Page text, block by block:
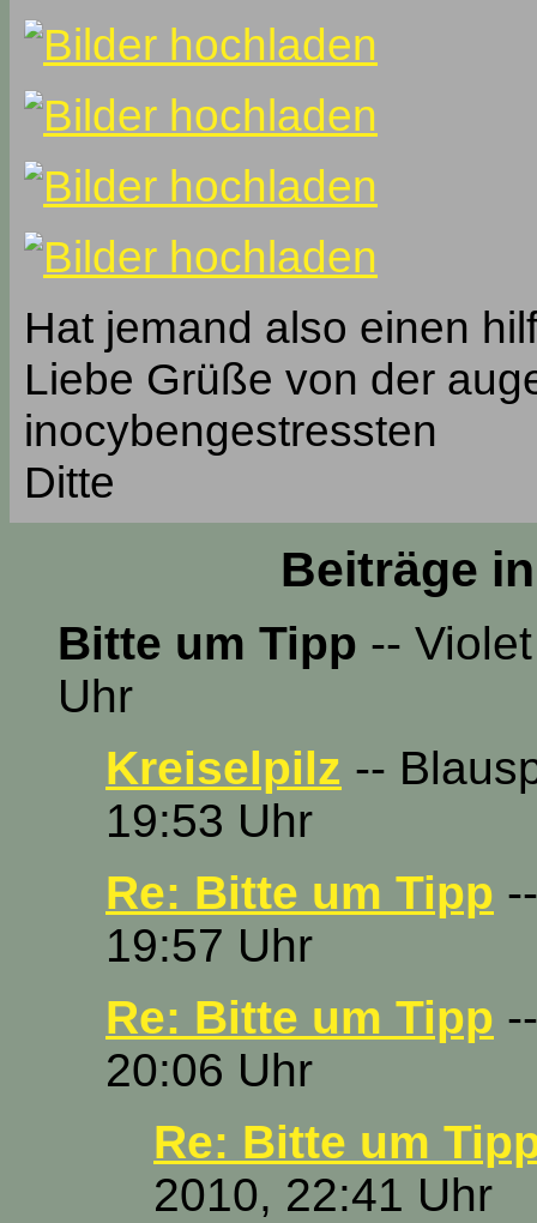
Hat jemand also einen
Liebe Grüße von der
inocybengestressten
Ditte
Beiträge
Bitte um Tipp --
Uhr
Kreiselpilz --
19:53 Uhr
Re: Bitte um Tipp
19:57 Uhr
Re: Bitte um Tipp
20:06 Uhr
Re: Bitte um
2010, 22:41 Uhr